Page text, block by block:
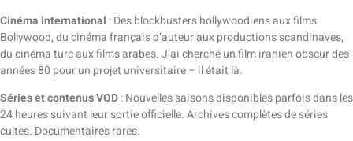
Cinéma international : Des blockbusters hollywoodiens aux films
Bollywood, du cinéma français d’auteur aux productions scandinaves,
du cinéma turc aux films arabes. J’ai cherché un film iranien obscur des
années 80 pour un projet universitaire – il était là.
Séries et contenus VOD: Nouvelles saisons disponibles parfois dans les
24 heures suivant leur sortie officielle. Archives complètes de séries
cultes. Documentaires rares.